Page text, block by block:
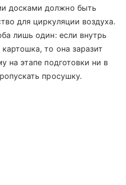
досками должно быть
для циркуляции воздуха.
лишь один: если внутрь
то она заразит
на этапе подготовки ни в
просушку.